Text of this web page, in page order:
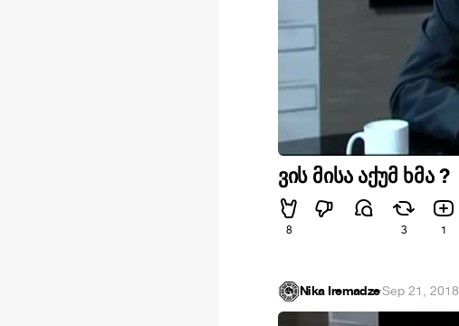
ვის მისა აქუმ ხმა ?
8 3 1
Nika Iremadze·Sep 21, 2018